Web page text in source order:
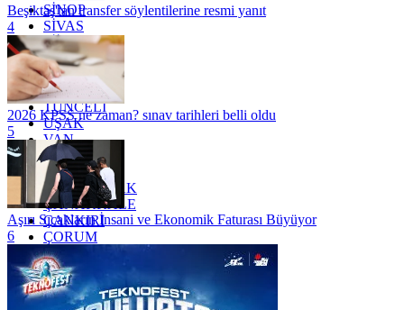
SİNOP
SİVAS
SİİRT
TEKİRDAĞ
TOKAT
TRABZON
TUNCELİ
UŞAK
VAN
YALOVA
YOZGAT
ZONGULDAK
ÇANAKKALE
ÇANKIRI
ÇORUM
İSTANBUL
İZMİR
ŞANLIURFA
ŞIRNAK
Beşiktaş'tan transfer söylentilerine resmi yanıt
4
2026 KPSS ne zaman? sınav tarihleri belli oldu
5
Aşırı Sıcakların İnsani ve Ekonomik Faturası Büyüyor
6